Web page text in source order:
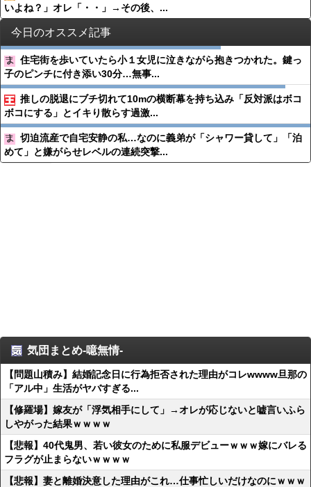
いよね？」オレ「・・」→その後、...
今日のオススメ記事
住宅街を歩いていたら小１女児に泣きながら抱きつかれた。鍵っ
子のピンチに付き添い30分…無事...
推しの脱退にブチ切れて10mの横断幕を持ち込み「反対派はボコ
ボコにする」とイキり散らす過激...
切迫流産で自宅安静の私…なのに義弟が「シャワー貸して」「泊
めて」と嫌がらせレベルの連続突撃...
気団まとめ-噫無情-
【問題山積み】結婚記念日に行為拒否された理由がコレwwww旦那の
「アル中」生活がヤバすぎる...
【修羅場】嫁友が「浮気相手にして」→オレが応じないと嘘言いふら
しやがった結果ｗｗｗｗ
【悲報】40代鬼男、若い彼女のために私服デビューｗｗｗ嫁にバレる
フラグが止まらないｗｗｗｗ
【悲報】妻と離婚決意した理由がこれ…仕事忙しいだけなのにｗｗｗ